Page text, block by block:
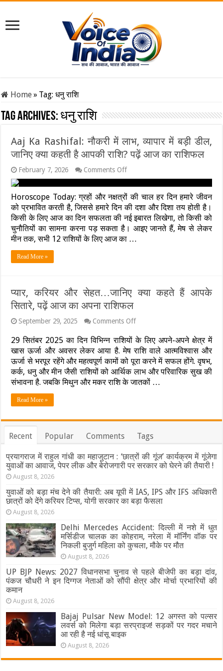
Home» Tag:धनु राशि
Tag Archives: धनु राशि
Aaj Ka Rashifal: नौकरी में लाभ, व्यापार में बड़ी डील,
जानिए क्या कहती है आपकी राशि? पढ़ें आज का राशिफल
February 7, 2026 Comments Offon
Aaj
Ka
Rashifal:
नौकरी
में
लाभ,
व्यापार
में
बड़ी
आपकी
राशि?
पढ़ें
आज
राशिफल
Horoscope Today: ग्रहों और नक्षत्रों की चाल हर दिन हमारे जीवन
को प्रभावित करती है, जिससे हमारे दिन की दशा और दिशा तय होती है।
किसी के लिए आज का दिन सफलता की नई इबारत लिखेगा, तो किसी को
चुनौतियों का सामना करना पड़ सकता है। आइए जानते हैं, मेष से लेकर
मीन तक, सभी 12 राशियों के लिए आज का …
Read More »
प्यार, करियर और सेहत…जानिए क्या कहते हैं आपके
सितारे, पढ़ें आज का अपना राशिफल
September 29, 2025 Comments Offon
करियर
और
सेहत…
जानिए
क्या
कहते
आज
अपना
29 सितंबर 2025 का दिन विभिन्न राशियों के लिए अपने-अपने क्षेत्र में
खास ऊर्जा और अवसर लेकर आया है. मेष राशि वाले आत्मविश्वास और
ऊर्जा से भरपूर रहेंगे और महत्वपूर्ण कामों को पूरा करने में सफल होंगे. वृषभ,
कर्क, धनु और मीन जैसी राशियों को आर्थिक लाभ और परिवारिक सुख की
संभावना है. जबकि मिथुन और मकर राशि के जातकों …
Read More »
Recent Popular Comments Tags
प्रयागराज में राहुल गांधी का महाजुटान : ‘छात्रों की गूंज’ कार्यक्रम में गूंजेगा
युवाओं का आवाज, पेपर लीक और बेरोजगारी पर सरकार को घेरने की तैयारी !
August 8, 2026
युवाओं को बड़ा मंच देने की तैयारी: अब यूपी में IAS, IPS और IFS अधिकारी
छात्रों को देंगे करियर टिप्स, योगी सरकार का बड़ा फैसला
August 8, 2026
Delhi Mercedes Accident: दिल्ली में नशे में धुत
मर्सिडीज चालक का कोहराम, नरेला में मॉर्निंग वॉक पर
निकली बुजुर्ग महिला को कुचला, मौके पर मौत
August 8, 2026
UP BJP News: 2027 विधानसभा चुनाव से पहले बीजेपी का बड़ा दांव,
पंकज चौधरी ने इन दिग्गज नेताओं को सौंपी क्षेत्र और मोर्चा प्रभारियों की
कमान
August 8, 2026
Bajaj Pulsar New Model: 12 अगस्त को पल्सर
लवर्स को मिलेगा बड़ा सरप्राइज! सड़कों पर गदर मचाने
आ रही है नई धांसू बाइक
August 8, 2026